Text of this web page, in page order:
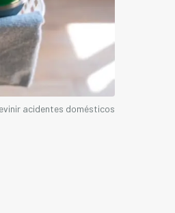
acidentes domésticos